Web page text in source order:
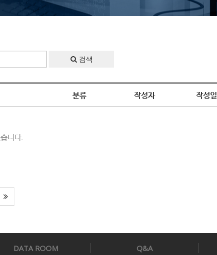
검색
분류 작성자 작성
니다.
DATA ROOM Q&A